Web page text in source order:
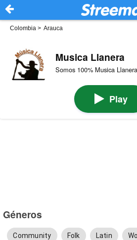
Colombia > Arauca
Musica Llanera
Somos 100% Musica
Play
Géneros
Community Folk Latin